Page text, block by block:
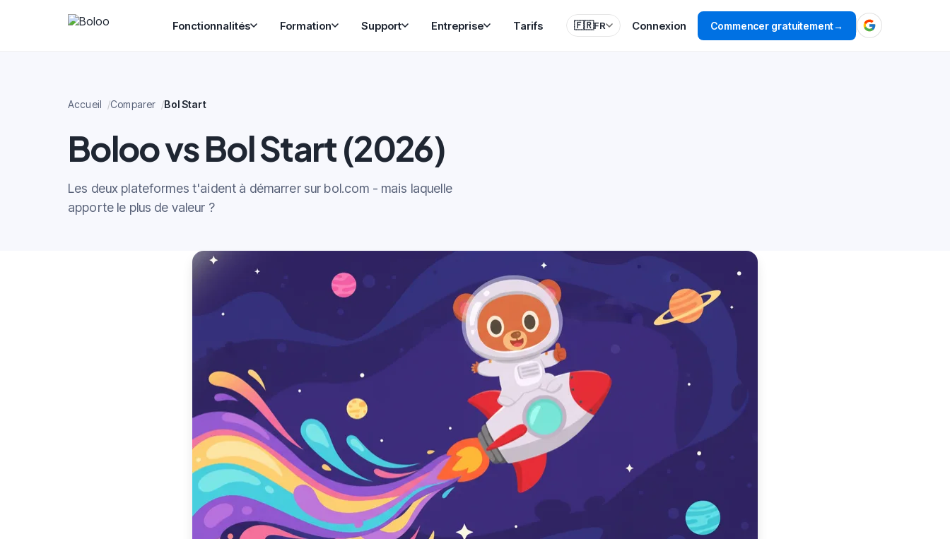
Fonctionnalités Formation Support Entreprise Tarifs 🇫🇷FR Connexion Commencer gratuitement→
Accueil Comparer Bol Start
Boloo vs Bol Start (2026)
Les deux plateformes t'aident à démarrer sur bol.com - mais laquelle
apporte le plus de valeur ?